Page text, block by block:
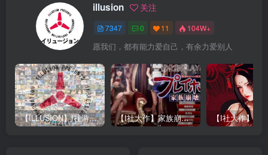
illusion 关注
7347 0 11 104W+
愿我们，都有能力爱自己，有余力爱别人
【ILLUSION】I社游戏合集截至2025 无修正汉化硬盘纯净版手慢无[微云/OD] 【I社大作】家族崩坏Playhome 终极12.0收藏版新整合【85G/补档福利】【年费会员专享，手慢无】